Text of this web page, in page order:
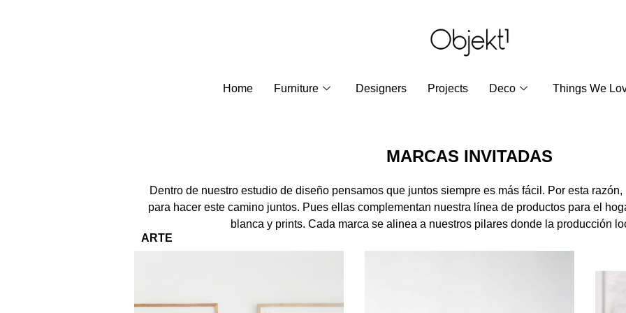
Home Furniture Designers Projects Deco Things We
MARCAS INVITADAS
Dentro de nuestro estudio de diseño pensamos que juntos siempre es más fácil. Por esta
para hacer este camino juntos. Pues ellas complementan nuestra línea de productos para el
blanca y prints. Cada marca se alinea a nuestros pilares donde la producción
ARTE